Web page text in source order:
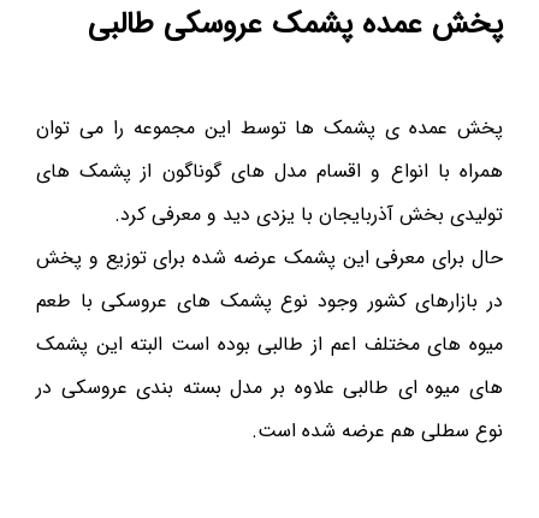
پخش عمده پشمک عروسکی طالبی
پخش عمده ی پشمک ها توسط این مجموعه را می توان
همراه با انواع و اقسام مدل های گوناگون از پشمک های
تولیدی بخش آذربایجان با یزدی دید و معرفی کرد.
حال برای معرفی این پشمک عرضه شده برای توزیع و پخش
در بازارهای کشور وجود نوع پشمک های عروسکی با طعم
میوه های مختلف اعم از طالبی بوده است البته این پشمک
های میوه ای طالبی علاوه بر مدل بسته بندی عروسکی در
نوع سطلی هم عرضه شده است.